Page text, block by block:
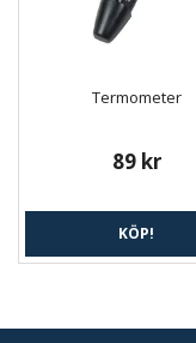
Termometer
89 kr
KÖP!